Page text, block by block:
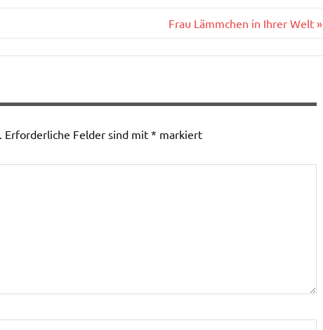
Frau Lämmchen in Ihrer Welt »
Erforderliche Felder sind mit * markiert